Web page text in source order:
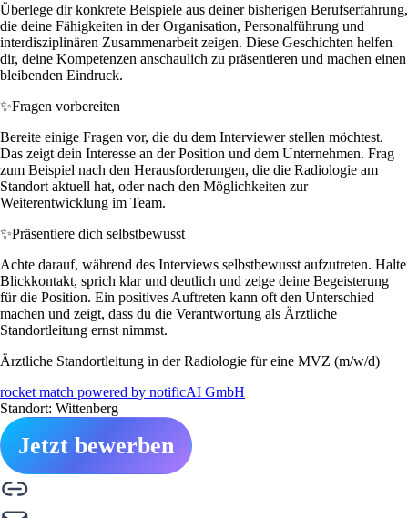
Überlege dir konkrete Beispiele aus deiner bisherigen Berufserfahrung,
die deine Fähigkeiten in der Organisation, Personalführung und
interdisziplinären Zusammenarbeit zeigen. Diese Geschichten helfen
dir, deine Kompetenzen anschaulich zu präsentieren und machen einen
bleibenden Eindruck.
✨Fragen vorbereiten
Bereite einige Fragen vor, die du dem Interviewer stellen möchtest.
Das zeigt dein Interesse an der Position und dem Unternehmen. Frag
zum Beispiel nach den Herausforderungen, die die Radiologie am
Standort aktuell hat, oder nach den Möglichkeiten zur
Weiterentwicklung im Team.
✨Präsentiere dich selbstbewusst
Achte darauf, während des Interviews selbstbewusst aufzutreten. Halte
Blickkontakt, sprich klar und deutlich und zeige deine Begeisterung
für die Position. Ein positives Auftreten kann oft den Unterschied
machen und zeigt, dass du die Verantwortung als Ärztliche
Standortleitung ernst nimmst.
Ärztliche Standortleitung in der Radiologie für eine MVZ (m/w/d)
rocket match powered by notificAI GmbH
Standort: Wittenberg
Jetzt bewerben